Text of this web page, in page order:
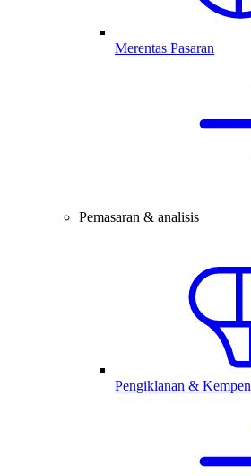
Merentas Pasaran
Pemasaran & analisis
Pengiklanan & Kempen